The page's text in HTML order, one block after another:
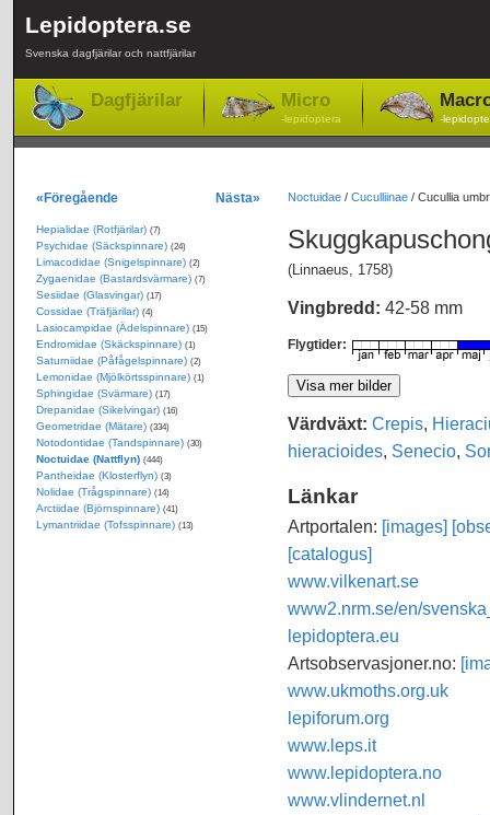
Lepidoptera.se
Svenska dagfjärilar och nattfjärilar
Dagfjärilar Micro
-lepidoptera -
Noctuidae/ Cuculliinae/ Cucullia
(Linnaeus, 1758)
Vingbredd: 42-58 mm
Flygtider:
Värdväxt: Crepis,
hieracioides, Senecio,
Länkar
Artportalen: [images]
[catalogus]
www.vilkenart.se
www2.nrm.se/en/
lepidoptera.eu
Artsobservasjoner.no:
www.ukmoths.org.uk
lepiforum.org
www.leps.it
www.lepidoptera.no
www.vlindernet.nl
«Föregående Nästa»
Hepialidae (Rotfjärilar) (7)
Psychidae (Säckspinnare) (24)
Limacodidae (Snigelspinnare) (2)
Zygaenidae (Bastardsvärmare) (7)
Sesiidae (Glasvingar) (17)
Cossidae (Träfjärilar) (4)
Lasiocampidae (Ädelspinnare) (15)
Endromidae (Skäckspinnare) (1)
Saturniidae (Påfågelspinnare) (2)
Lemonidae (Mjölkörtsspinnare) (1)
Sphingidae (Svärmare) (17)
Drepanidae (Sikelvingar) (16)
Geometridae (Mätare) (334)
Notodontidae (Tandspinnare) (30)
Noctuidae (Nattflyn) (444)
Pantheidae (Klosterflyn) (3)
Nolidae (Trågspinnare) (14)
Arctiidae (Björnspinnare) (41)
Lymantriidae (Tofsspinnare) (13)